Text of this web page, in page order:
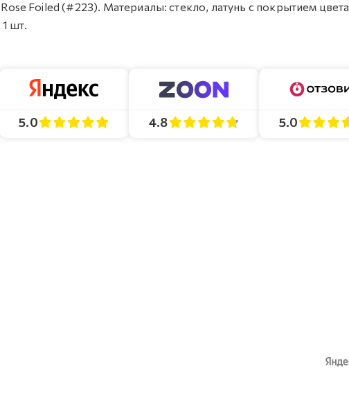
Foiled (#223). Материалы: стекло, латунь с покрытием цвета
шт.
5.0 4.8 5.0